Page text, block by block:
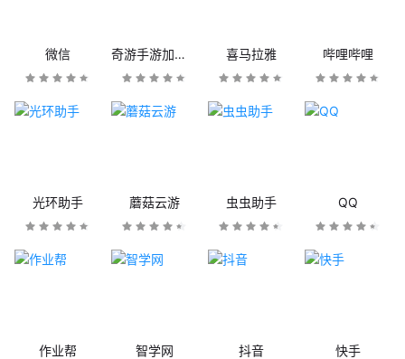
微信 奇游手游加速器 喜马拉雅 哔哩哔哩
光环助手 蘑菇云游 虫虫助手 QQ
作业帮 智学网 抖音 快手